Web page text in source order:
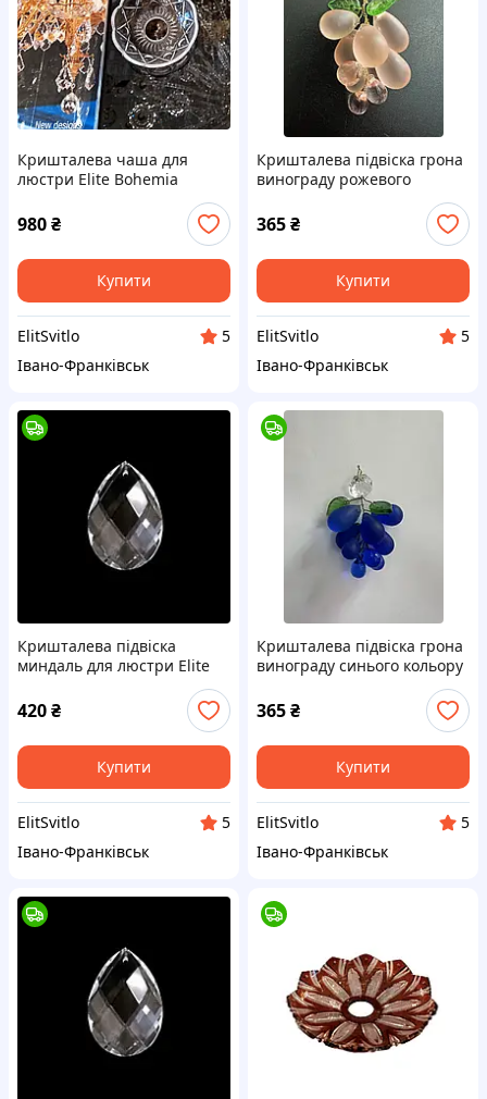
Кришталева чаша для
люстри Еlite Bohemia
980₴
Купити
ElitSvitlo
5
Івано-Франківськ
Кришталева підвіска грона
винограду рожевого
кольору для люстри Еlite
Bohemia деталь
365₴
Купити
ElitSvitlo
5
Івано-Франківськ
Кришталева підвіска
миндаль для люстри Еlite
420₴
Купити
ElitSvitlo
5
Івано-Франківськ
Кришталева підвіска грона
винограду синього кольору
для люстри Еlite Bohemia
деталь
365₴
Купити
ElitSvitlo
5
Івано-Франківськ